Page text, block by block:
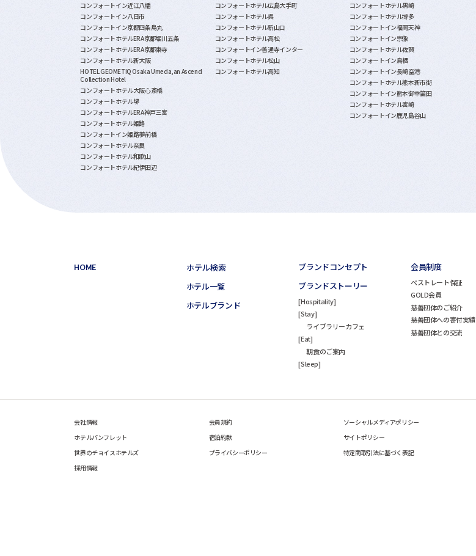
コンフォートイン近江八幡
コンフォートイン八日市
コンフォートイン京都四条烏丸
コンフォートホテルERA京都堀川五条
コンフォートホテルERA京都東寺
コンフォートホテル新大阪
HOTEL GEOMETIQ Osaka Umeda,an Ascend
Collection Hotel
コンフォートホテル大阪心斎橋
コンフォートホテル堺
コンフォートホテルERA神戸三宮
コンフォートホテル姫路
コンフォートイン姫路夢前橋
コンフォートホテル奈良
コンフォートホテル和歌山
コンフォートホテル紀伊田辺
コンフォートホテル広島大手町
コンフォートホテル呉
コンフォートホテル新山口
コンフォートホテル高松
コンフォートイン善通寺インター
コンフォートホテル松山
コンフォートホテル高知
コンフォートホテル黒崎
コンフォートホテル博多
コンフォートイン福岡天神
コンフォートイン宗像
コンフォートホテル佐賀
コンフォートイン鳥栖
コンフォートイン長崎空港
コンフォートホテル熊本新市街
コンフォートイン熊本御幸笛田
コンフォートホテル宮崎
コンフォートイン鹿児島谷山
HOME
ホテル検索
ホテル一覧
ホテルブランド
ブランドコンセプト
ブランドストーリー
Hospitality
Stay
ライブラリーカフェ
Eat
朝食のご案内
Sleep
会員制度
ベストレート保証
GOLD会員
慈善団体のご紹介
慈善団体への寄付実績
慈善団体との交流
会社情報 会員規約 ソーシャルメディアポリシー
ホテルパンフレット
宿泊約款 サイトポリシー
世界のチョイスホテルズ
プライバシーポリシー 特定商取引法に基づく表記
採用情報